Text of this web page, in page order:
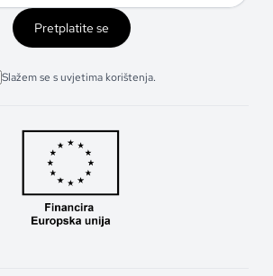
Pretplatite se
Slažem se s uvjetima korištenja.